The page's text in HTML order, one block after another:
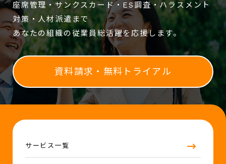
座席管理・サンクスカード・ES調査・ハラスメント
対策・人材派遣まで
あなたの組織の従業員総活躍を応援します。
資料請求・無料トライアル
サービス一覧